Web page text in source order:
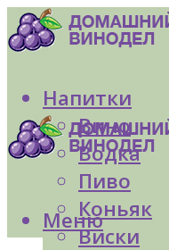
Напитки
Вино
Водка
Пиво
Коньяк
Виски
Меню